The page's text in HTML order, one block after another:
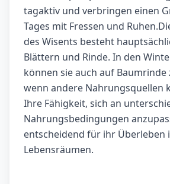
tagaktiv und verbringen einen
Tages mit Fressen und
des Wisents besteht
Blättern und Rinde. In den
können sie auch auf
wenn andere Nahrungsquellen
Ihre Fähigkeit, sich an
Nahrungsbedingungen
entscheidend für ihr Überleben
Lebensräumen.